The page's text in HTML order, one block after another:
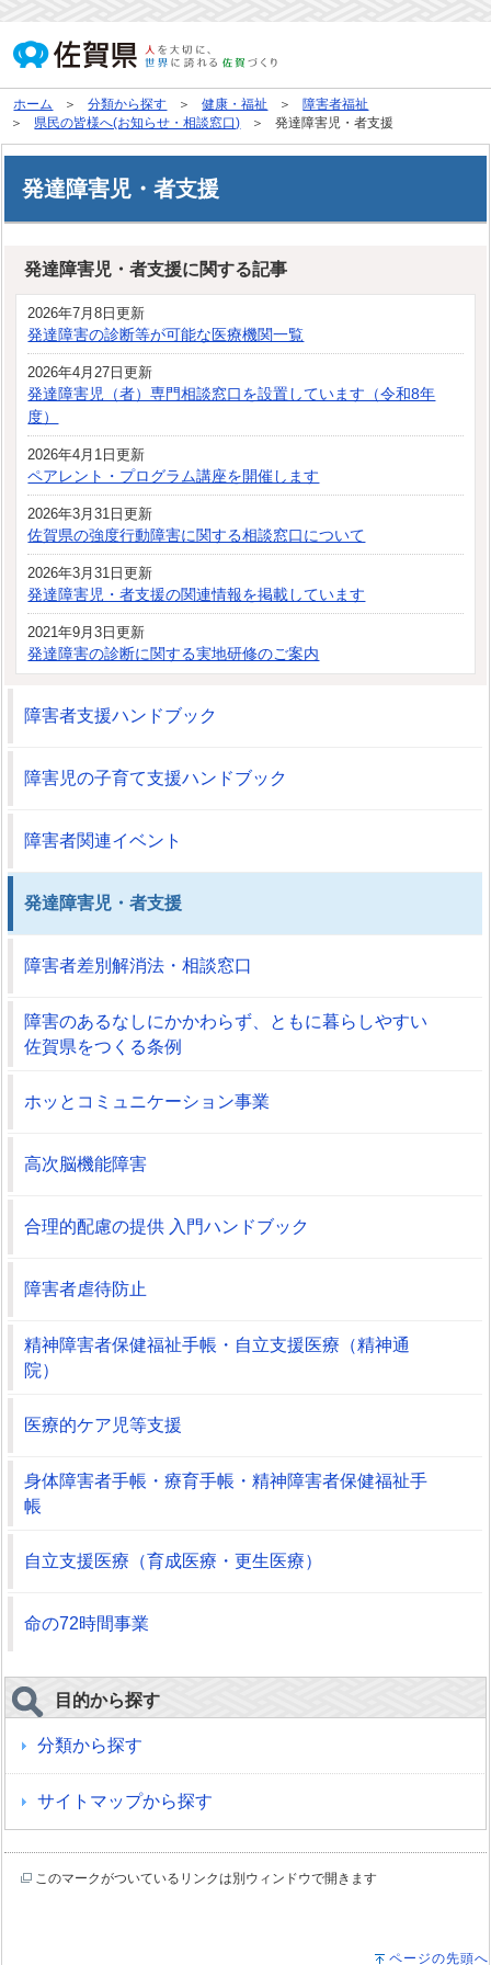
ホーム 分類から探す 健康・福祉
障害者福祉
県民の皆様へ(お知らせ・相談窓口)
発達障害児・者支援
発達障害児・者支援
発達障害児・者支援に関する記事
2026年7月8日更新
発達障害の診断等が可能な医療機関一覧
2026年4月27日更新
発達障害児（者）専門相談窓口を設置しています（令和8年
度）
2026年4月1日更新
ペアレント・プログラム講座を開催します
2026年3月31日更新
佐賀県の強度行動障害に関する相談窓口について
2026年3月31日更新
発達障害児・者支援の関連情報を掲載しています
2021年9月3日更新
発達障害の診断に関する実地研修のご案内
障害者支援ハンドブック
障害児の子育て支援ハンドブック
障害者関連イベント
発達障害児・者支援
障害者差別解消法・相談窓口
障害のあるなしにかかわらず、ともに暮らしやすい
佐賀県をつくる条例
ホッとコミュニケーション事業
高次脳機能障害
合理的配慮の提供 入門ハンドブック
障害者虐待防止
精神障害者保健福祉手帳・自立支援医療（精神通
院）
医療的ケア児等支援
身体障害者手帳・療育手帳・精神障害者保健福祉手
帳
自立支援医療（育成医療・更生医療）
命の72時間事業
目的から探す
分類から探す
サイトマップから探す
このマークがついているリンクは別ウィンドウで開きます
ページの先頭へ